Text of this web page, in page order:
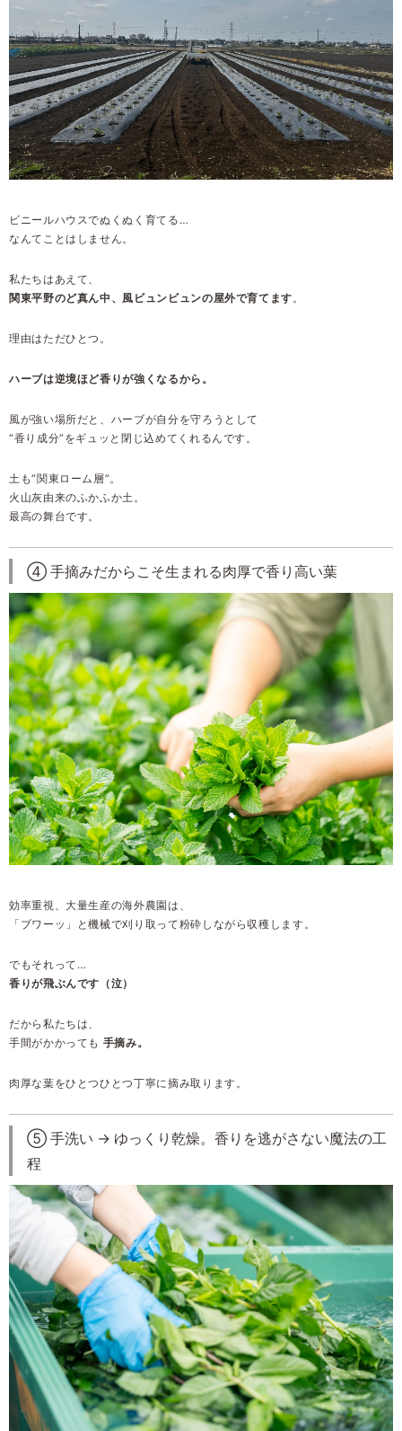
ビニールハウスでぬくぬく育てる…
なんてことはしません。
私たちはあえて、
関東平野のど真ん中、風ビュンビュンの屋外で育てます 。
理由はただひとつ。
ハーブは逆境ほど香りが強くなるから。
風が強い場所だと、ハーブが自分を守ろうとして
“香り成分”をギュッと閉じ込めてくれるんです。
土も“関東ローム層”。
火山灰由来のふかふか土。
最高の舞台です。
④ 手摘みだからこそ生まれる肉厚で香り高い葉
効率重視、大量生産の海外農園は、
「ブワーッ」と機械で刈り取って粉砕しながら収穫します。
でもそれって…
香りが飛ぶんです（泣）
だから私たちは、
手間がかかっても 手摘み。
肉厚な葉をひとつひとつ丁寧に摘み取ります。
⑤ 手洗い → ゆっくり乾燥。香りを逃がさない魔法の工
程